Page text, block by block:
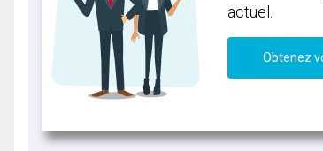
actuel.
Obtenez